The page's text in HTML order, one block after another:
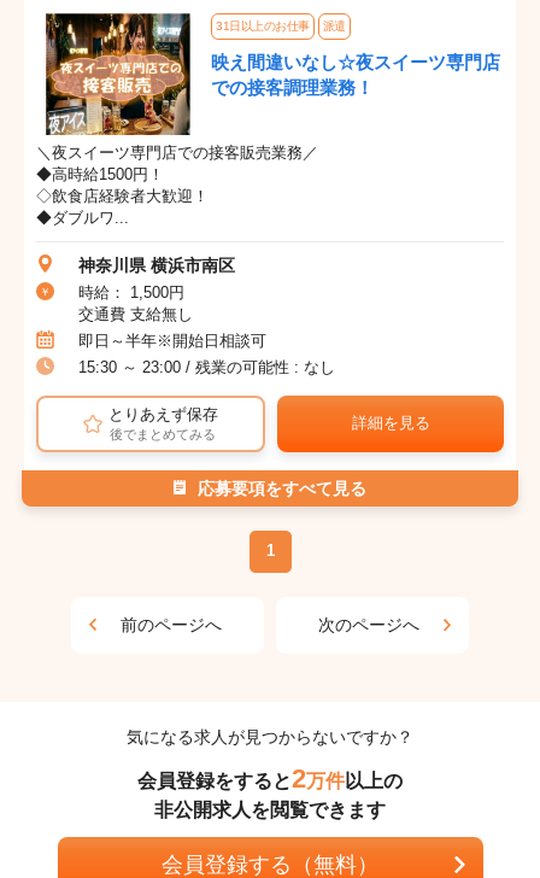
31日以上のお仕事 派遣
映え間違いなし☆夜スイーツ専門店
での接客調理業務！
＼夜スイーツ専門店での接客販売業務／
◆高時給1500円！
◇飲食店経験者大歓迎！
◆ダブルワ...
神奈川県 横浜市南区
時給： 1,500円
交通費 支給無し
即日～半年※開始日相談可
15:30 ～ 23:00 / 残業の可能性 : なし
とりあえず保存
後でまとめてみる
詳細を見る
応募要項をすべて見る
1
前のページへ 次のページへ
気になる求人が見つからないですか？
会員登録をすると2万件以上の
非公開求人を閲覧できます
会員登録する（無料）